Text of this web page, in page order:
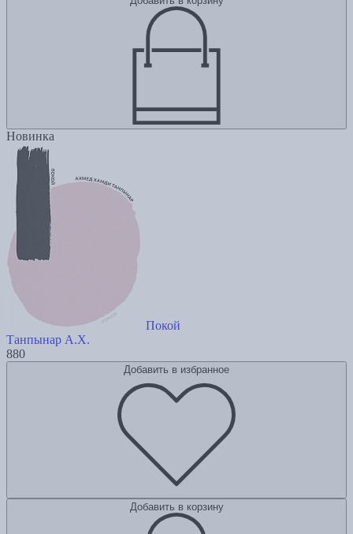
Новинка
Покой
Танпынар А.Х.
880
Добавить в избранное
Добавить в корзину